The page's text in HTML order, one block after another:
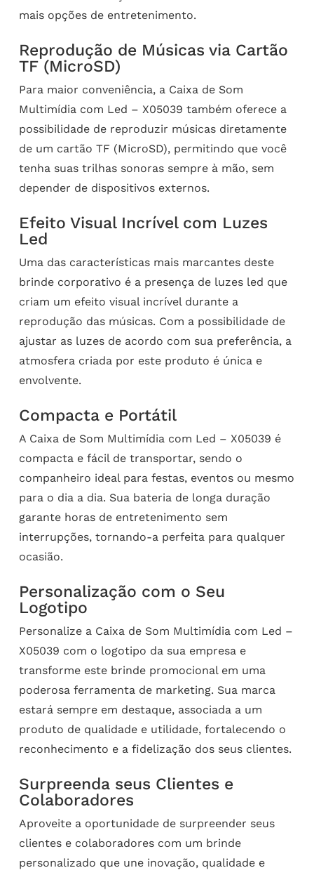
mais opções de entretenimento.
Reprodução de Músicas via Cartão
TF (MicroSD)
Para maior conveniência, a Caixa de Som
Multimídia com Led – X05039 também oferece a
possibilidade de reproduzir músicas diretamente
de um cartão TF (MicroSD), permitindo que você
tenha suas trilhas sonoras sempre à mão, sem
depender de dispositivos externos.
Efeito Visual Incrível com Luzes
Led
Uma das características mais marcantes deste
brinde corporativo é a presença de luzes led que
criam um efeito visual incrível durante a
reprodução das músicas. Com a possibilidade de
ajustar as luzes de acordo com sua preferência, a
atmosfera criada por este produto é única e
envolvente.
Compacta e Portátil
A Caixa de Som Multimídia com Led – X05039 é
compacta e fácil de transportar, sendo o
companheiro ideal para festas, eventos ou mesmo
para o dia a dia. Sua bateria de longa duração
garante horas de entretenimento sem
interrupções, tornando-a perfeita para qualquer
ocasião.
Personalização com o Seu
Logotipo
Personalize a Caixa de Som Multimídia com Led –
X05039 com o logotipo da sua empresa e
transforme este brinde promocional em uma
poderosa ferramenta de marketing. Sua marca
estará sempre em destaque, associada a um
produto de qualidade e utilidade, fortalecendo o
reconhecimento e a fidelização dos seus clientes.
Surpreenda seus Clientes e
Colaboradores
Aproveite a oportunidade de surpreender seus
clientes e colaboradores com um brinde
personalizado que une inovação, qualidade e